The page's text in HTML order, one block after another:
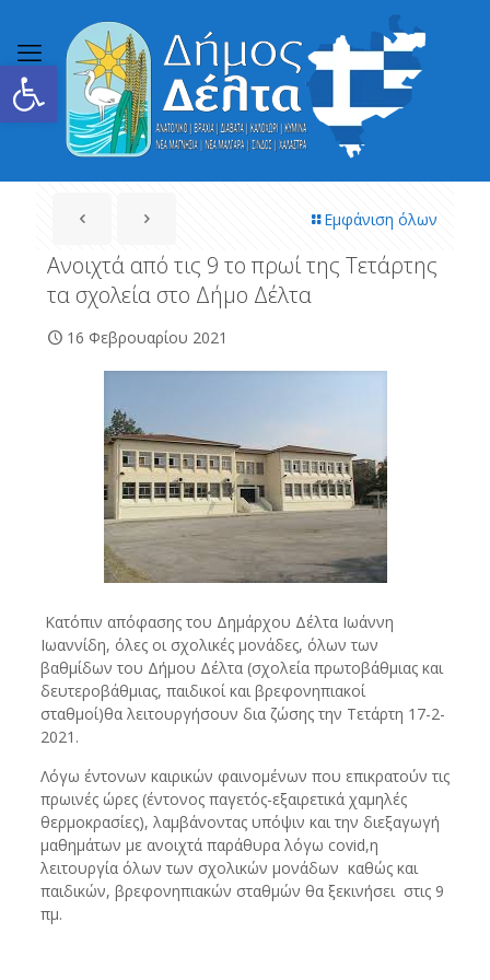
Ανοίξτε τη γραμμή εργαλείων
Εμφάνιση όλων
Ανοιχτά από τις 9 το πρωί της Τετάρτης
τα σχολεία στο Δήμο Δέλτα
16 Φεβρουαρίου 2021
Κατόπιν απόφασης του Δημάρχου Δέλτα Ιωάννη
Ιωαννίδη, όλες οι σχολικές μονάδες, όλων των
βαθμίδων του Δήμου Δέλτα (σχολεία πρωτοβάθμιας και
δευτεροβάθμιας, παιδικοί και βρεφονηπιακοί
σταθμοί)θα λειτουργήσουν δια ζώσης την Τετάρτη 17-2-
2021.
Λόγω έντονων καιρικών φαινομένων που επικρατούν τις
πρωινές ώρες (έντονος παγετός-εξαιρετικά χαμηλές
θερμοκρασίες), λαμβάνοντας υπόψιν και την διεξαγωγή
μαθημάτων με ανοιχτά παράθυρα λόγω covid,η
λειτουργία όλων των σχολικών μονάδων καθώς και
παιδικών, βρεφονηπιακών σταθμών θα ξεκινήσει στις 9
πμ.